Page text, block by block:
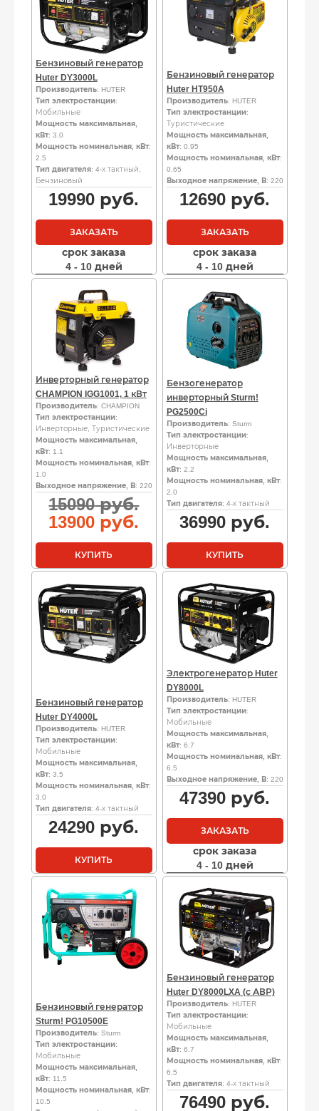
Бензиновый генератор
Huter DY3000L
Производитель: HUTER
Тип электростанции:
Мобильные
Мощность максимальная,
кВт: 3.0
Мощность номинальная, кВт:
2.5
Тип двигателя: 4-х тактный,
Бензиновый
19990 руб.
ЗАКАЗАТЬ
срок заказа
4 - 10 дней
Бензиновый генератор
Huter HT950A
Производитель: HUTER
Тип электростанции:
Туристические
Мощность максимальная,
кВт: 0.95
Мощность номинальная, кВт:
0.65
Выходное напряжение, В: 220
12690 руб.
ЗАКАЗАТЬ
срок заказа
4 - 10 дней
Инверторный генератор
CHAMPION IGG1001, 1 кВт
Производитель: CHAMPION
Тип электростанции:
Инверторные, Туристические
Мощность максимальная,
кВт: 1.1
Мощность номинальная, кВт:
1.0
Выходное напряжение, В: 220
15090руб.Первоначальная
цена
составляла
руб..
13900 руб. Текущая
цена:
руб..
КУПИТЬ
Бензогенератор
инверторный Sturm!
PG2500Ci
Производитель: Sturm
Тип электростанции:
Инверторные
Мощность максимальная,
кВт: 2.2
Мощность номинальная, кВт:
2.0
Тип двигателя: 4-х тактный
36990 руб.
КУПИТЬ
Бензиновый генератор
Huter DY4000L
Производитель: HUTER
Тип электростанции:
Мобильные
Мощность максимальная,
кВт: 3.5
Мощность номинальная, кВт:
3.0
Тип двигателя: 4-х тактный
24290 руб.
КУПИТЬ
Электрогенератор Huter
DY8000L
Производитель: HUTER
Тип электростанции:
Мобильные
Мощность максимальная,
кВт: 6.7
Мощность номинальная, кВт:
6.5
Выходное напряжение, В: 220
47390 руб.
ЗАКАЗАТЬ
срок заказа
4 - 10 дней
Бензиновый генератор
Sturm! PG10500E
Производитель: Sturm
Тип электростанции:
Мобильные
Мощность максимальная,
кВт: 11.5
Мощность номинальная, кВт:
10.5
Бензиновый генератор
Huter DY8000LXA (с АВР)
Производитель: HUTER
Тип электростанции:
Мобильные
Мощность максимальная,
кВт: 6.7
Мощность номинальная, кВт:
6.5
Тип двигателя: 4-х тактный
76490 руб.